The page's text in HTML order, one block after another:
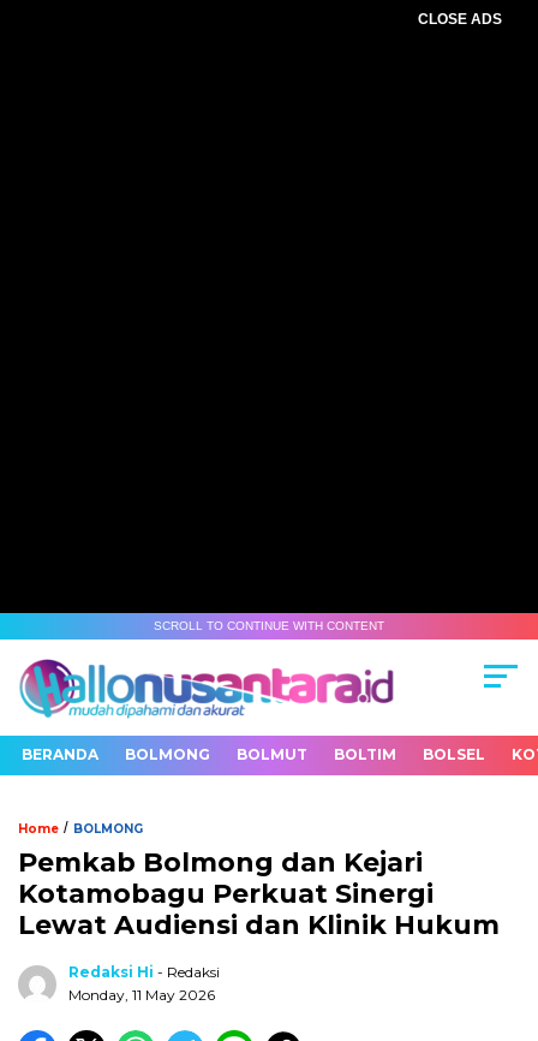
CLOSE ADS
SCROLL TO CONTINUE WITH CONTENT
BERANDA BOLMONG BOLMUT BOLTIM BOLSEL
Home / BOLMONG
Pemkab Bolmong dan Kejari
Kotamobagu Perkuat Sinergi
Lewat Audiensi dan Klinik Hukum
Redaksi Hi - Redaksi
Monday, 11 May 2026